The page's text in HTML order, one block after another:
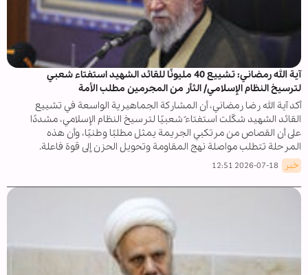
آية الله رمضاني: تشييع 40 مليونًا للقائد الشهيد استفتاء شعبي
لترسيخ النظام الإسلامي/ الثأر من المجرمين مطلب الأمة
أكد آية الله رضا رمضاني، أن المشاركة الجماهيرية الواسعة في تشييع
القائد الشهيد شكّلت استفتاءً شعبيًا لترسيخ النظام الإسلامي، مشددًا
على أن القصاص من مرتكبي الجريمة يمثل مطلبًا وطنيًا، وأن هذه
المرحلة تتطلب مواصلة نهج المقاومة وتحويل الحزن إلى قوة فاعلة.
خبر 2026-07-18 12:51